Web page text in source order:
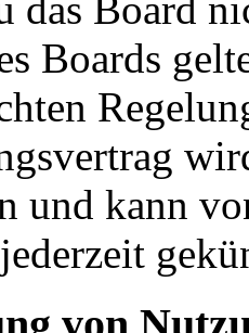
das Board
Boards
und kann